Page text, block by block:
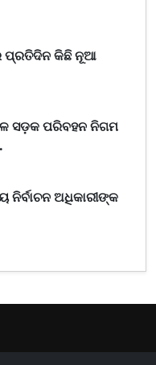
ପ୍ରତିଦିନ କିଛି ନୂଆ
ସଡ଼କ ପରିବହନ ନିଗମ
ନିର୍ବାଚନ ଅଧିକାରୀଙ୍କ